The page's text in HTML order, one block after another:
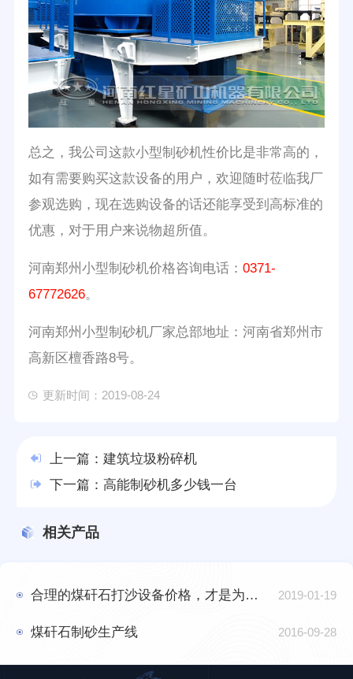
总之，我公司这款小型制砂机性价比是非常高的，
如有需要购买这款设备的用户，欢迎随时莅临我厂
参观选购，现在选购设备的话还能享受到高标准的
优惠，对于用户来说物超所值。
河南郑州小型制砂机价格咨询电话： 0371-
67772626。
河南郑州小型制砂机厂家总部地址：河南省郑州市
高新区檀香路8号。
更新时间：2019-08-24
上一篇： 建筑垃圾粉碎机
下一篇： 高能制砂机多少钱一台
相关产品
合理的煤矸石打沙设备价格，才是为客户创效益的“时代先锋” 2019-01-19
煤矸石制砂生产线 2016-09-28